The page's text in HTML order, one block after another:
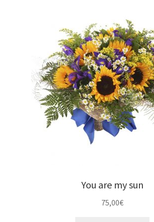
You are my sun
75,00€